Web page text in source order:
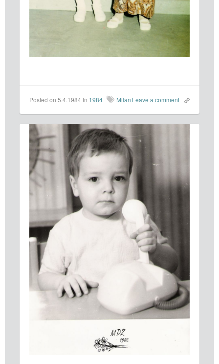
Posted on 5.4.1984 In 1984 Milan Leave a comment